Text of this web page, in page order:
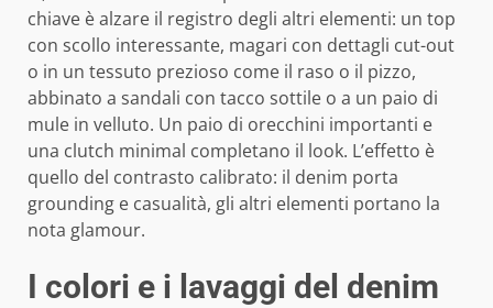
chiave è alzare il registro degli altri elementi: un top
con scollo interessante, magari con dettagli cut-out
o in un tessuto prezioso come il raso o il pizzo,
abbinato a sandali con tacco sottile o a un paio di
mule in velluto. Un paio di orecchini importanti e
una clutch minimal completano il look. L’effetto è
quello del contrasto calibrato: il denim porta
grounding e casualità, gli altri elementi portano la
nota glamour.
I colori e i lavaggi del denim